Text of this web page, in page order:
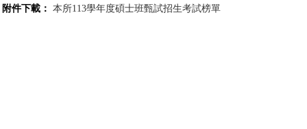
附件下載： 本所113學年度碩士班甄試招生考試榜單